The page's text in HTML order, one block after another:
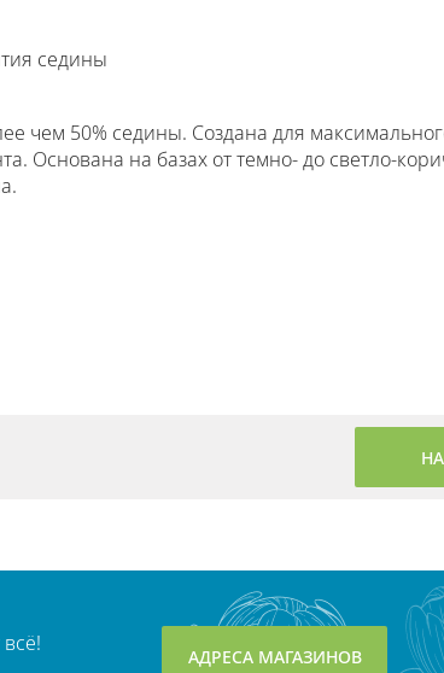
седины
чем 50% седины. Создана для
Основана на базах от темно- до светло-
АДРЕСА МАГАЗИНОВ